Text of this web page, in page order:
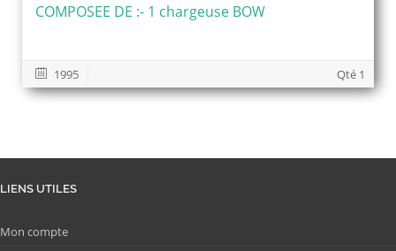
COMPOSEE DE :- 1 chargeuse BOW
1995 Qté 1
LIENS UTILES
Mon compte